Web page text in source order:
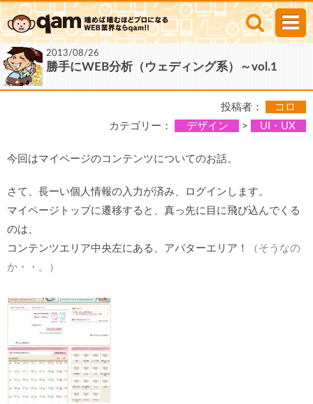
2013/08/26
勝手にWEB分析（ウェディング系）～vol.1
投稿者：
コロ
カテゴリー：
デザイン > UI・UX
今回はマイページのコンテンツについてのお話。
さて、長ーい個人情報の入力が済み、ログインします。
マイページトップに遷移すると、真っ先に目に飛び込んでくる
のは、
コンテンツエリア中央左にある、アバターエリア！
（そうなの
か・・。）